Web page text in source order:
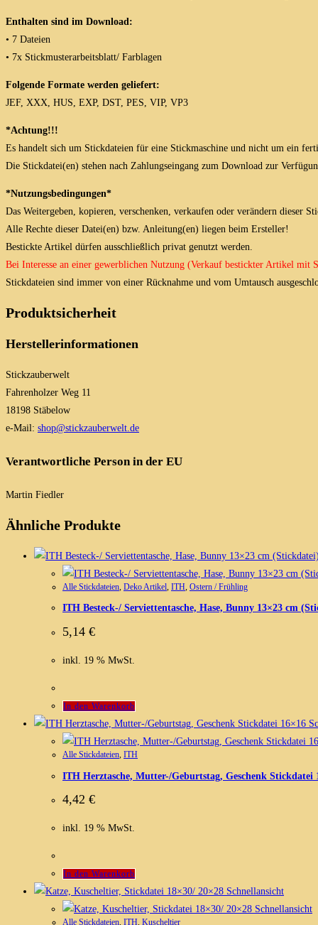
Enthalten sind im Download:
• 7 Dateien
• 7x Stickmusterarbeitsblatt/ Farblagen
Folgende Formate werden geliefert:
JEF, XXX, HUS, EXP, DST, PES, VIP, VP3
*Achtung!!!
Es handelt sich um Stickdateien für eine Stickmaschine und nicht um ein
Die Stickdatei(en) stehen nach Zahlungseingang zum Download zur
*Nutzungsbedingungen*
Das Weitergeben, kopieren, verschenken, verkaufen oder verändern dieser
Alle Rechte dieser Datei(en) bzw. Anleitung(en) liegen beim Ersteller!
Bestickte Artikel dürfen ausschließlich privat genutzt werden.
Bei Interesse an einer gewerblichen Nutzung (Verkauf bestickter Artikel
Stickdateien sind immer von einer Rücknahme und vom Umtausch
Produktsicherheit
Herstellerinformationen
Stickzauberwelt
Fahrenholzer Weg 11
18198 Stäbelow
e-Mail: shop@stickzauberwelt.de
Verantwortliche Person in der EU
Martin Fiedler
Ähnliche Produkte
Alle Stickdateien Deko Artikel ITH Ostern / Frühling
ITH Besteck-/ Serviettentasche, Hase, Bunny 13×23 cm
5,14 €
inkl. 19 % MwSt.
In den Warenkorb
Alle Stickdateien, ITH
ITH Herztasche, Mutter-/Geburtstag, Geschenk Stickdatei
4,42 €
inkl. 19 % MwSt.
In den Warenkorb
Schnellansicht
Schnellansicht
Alle Stickdateien, ITH, Kuscheltier